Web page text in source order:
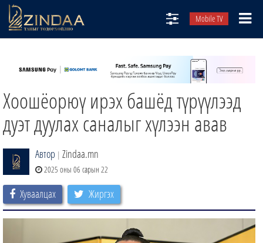
Mobile TV
ТВ8
ӨГЛӨӨНИЙ СОНИН
АУДИО ЗОХИОЛ
ЗИНДАА СЭТГҮҮЛ
Хоошёорюү ирэх башёд түрүүлээд
дуэт дуулах саналыг хүлээн авав
Автор | Zindaa.mn
2025 оны 06 сарын 22
Хуваалцах Жиргэх